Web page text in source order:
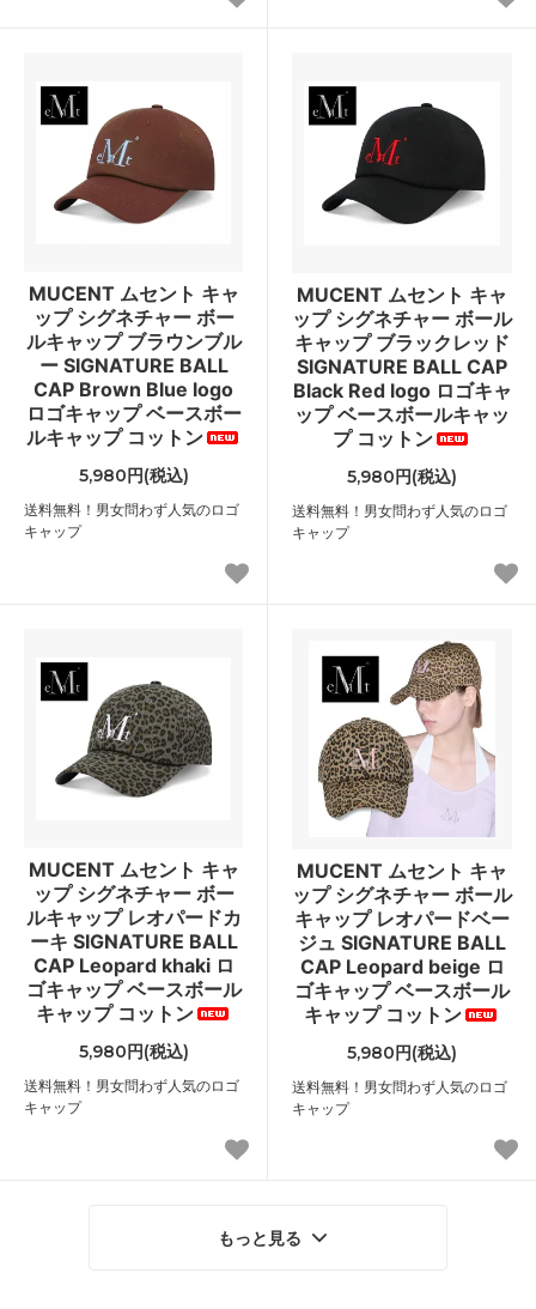
MUCENT ムセント キャ
ップ シグネチャー ボー
ルキャップ ブラウンブル
ー SIGNATURE BALL
CAP Brown Blue logo
ロゴキャップ ベースボー
ルキャップ コットン
5,980円(税込)
送料無料！男女問わず人気のロゴ
キャップ
MUCENT ムセント キャ
ップ シグネチャー ボール
キャップ ブラックレッド
SIGNATURE BALL CAP
Black Red logo ロゴキャ
ップ ベースボールキャッ
プ コットン
5,980円(税込)
送料無料！男女問わず人気のロゴ
キャップ
MUCENT ムセント キャ
ップ シグネチャー ボー
ルキャップ レオパードカ
ーキ SIGNATURE BALL
CAP Leopard khaki ロ
ゴキャップ ベースボール
キャップ コットン
5,980円(税込)
送料無料！男女問わず人気のロゴ
キャップ
MUCENT ムセント キャ
ップ シグネチャー ボール
キャップ レオパードベー
ジュ SIGNATURE BALL
CAP Leopard beige ロ
ゴキャップ ベースボール
キャップ コットン
5,980円(税込)
送料無料！男女問わず人気のロゴ
キャップ
もっと見る